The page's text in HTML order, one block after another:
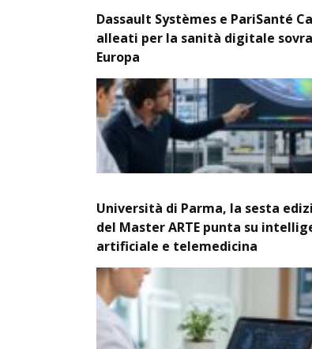
Dassault Systèmes e PariSanté
alleati per la sanità digitale
Europa
Università di Parma, la sesta
del Master ARTE punta su
artificiale e telemedicina